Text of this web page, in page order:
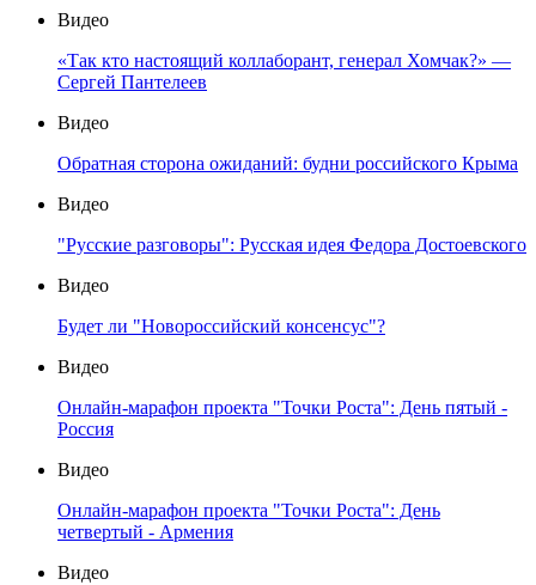
Видео
«Так кто настоящий коллаборант, генерал Хомчак?» —
Сергей Пантелеев
Видео
Обратная сторона ожиданий: будни российского Крыма
Видео
"Русские разговоры": Русская идея Федора Достоевского
Видео
Будет ли "Новороссийский консенсус"?
Видео
Онлайн-марафон проекта "Точки Роста": День пятый -
Россия
Видео
Онлайн-марафон проекта "Точки Роста": День
четвертый - Армения
Видео